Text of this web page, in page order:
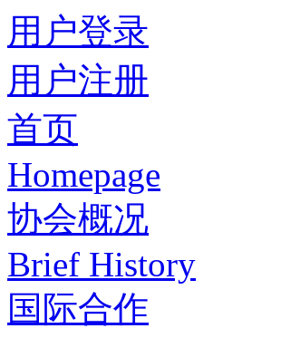
用户登录
用户注册
首页
Homepage
协会概况
Brief History
国际合作